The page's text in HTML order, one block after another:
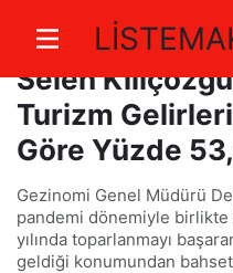
Gezinomi
Selen
Turizm
Göre Yüzde
Gezinomi Genel Müdürü
pandemi dönemiyle birlikte
yılında toparlanmayı
geldiği konumundan